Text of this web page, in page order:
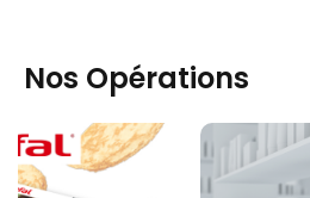
Nos Opérations